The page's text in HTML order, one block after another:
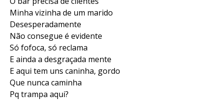
Minha vizinha de um marido
Desesperadamente
Não consegue é evidente
Só fofoca, só reclama
E ainda a desgraçada mente
E aqui tem uns caninha, gordo
Que nunca caminha
Pq trampa aqui?